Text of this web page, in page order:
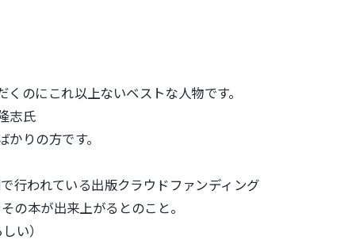
のにこれ以上ないベストな人物です。
志氏
りの方です。
行われている出版クラウドファンディング
の本が出来上がるとのこと。
い）